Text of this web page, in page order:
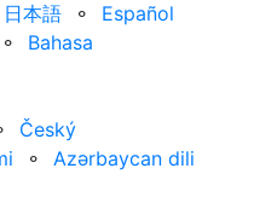
日本語 ⚬
Español
⚬
Bahasa
Český
⚬
Azərbaycan dili